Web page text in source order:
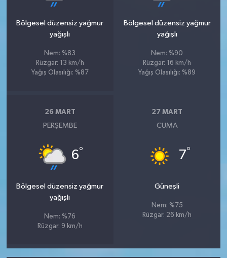
Bölgesel düzensiz yağmur
yağışlı
Nem: %83
Rüzgar: 13 km/h
Yağış Olasılığı: %87
Bölgesel düzensiz yağmur
yağışlı
Nem: %90
Rüzgar: 16 km/h
Yağış Olasılığı: %89
26 MART
PERŞEMBE
6°
Bölgesel düzensiz yağmur
yağışlı
Nem: %76
Rüzgar: 9 km/h
27 MART
CUMA
7°
Güneşli
Nem: %75
Rüzgar: 26 km/h